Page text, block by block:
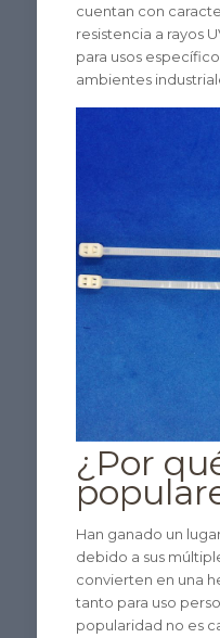
cuentan con
resistencia a rayos
para usos
ambientes
¿Por
Han ganado un
debido a sus
convierten en una
tanto para uso
popularidad no es